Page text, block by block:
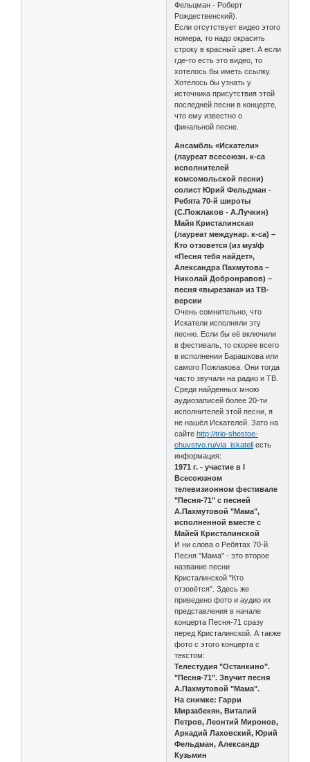
Фельцман - Роберт
Рождественский).
Если отсутствует видео этого
номера, то надо окрасить
строку в красный цвет. А если
где-то есть это видео, то
хотелось бы иметь ссылку.
Хотелось бы узнать у
источника присутствия этой
последней песни в концерте,
что ему известно о
финальной песне.
Ансамбль «Искатели»
(лауреат всесоюзн. к-са
исполнителей
комсомольской песни)
солист Юрий Фельдман -
Ребята 70-й широты
(С.Пожлаков - А.Лучкин)
Майя Кристалинская
(лауреат междунар. к-са) –
Кто отзовется (из муз/ф
«Песня тебя найдет»,
Александра Пахмутова –
Николай Добронравов) –
песня «вырезана» из ТВ-
версии
Очень сомнительно, что
Искатели исполняли эту
песню. Если бы её включили
в фестиваль, то скорее всего
в исполнении Барашкова или
самого Пожлакова. Они тогда
часто звучали на радио и ТВ.
Среди найденных мною
аудиозаписей более 20-ти
исполнителей этой песни, я
не нашёл Искателей. Зато на
сайтеhttp://trio-shestoe-
chuvstvo.ru/via_iskateli есть
информация:
1971 г. - участие в I
Всесоюзном
телевизионном фестивале
"Песня-71" с песней
А.Пахмутовой "Мама",
исполненной вместе с
Майей Кристалинской
И ни слова о Ребятах 70-й.
Песня "Мама" - это второе
название песни
Кристалинской "Кто
отзовётся". Здесь же
приведено фото и аудио их
представления в начале
концерта Песня-71 сразу
перед Кристалинской. А также
фото с этого концерта с
текстом:
Телестудия "Останкино".
"Песня-71". Звучит песня
А.Пахмутовой "Мама".
На снимке: Гарри
Мирзабекян, Виталий
Петров, Леонтий Миронов,
Аркадий Лаховский, Юрий
Фельдман, Александр
Кузьмин